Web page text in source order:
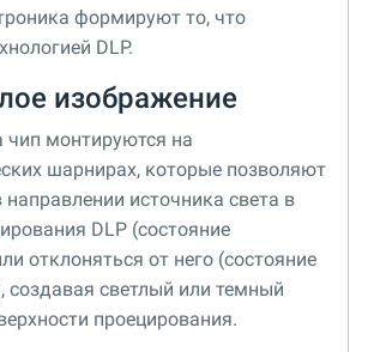
формируют то, что
DLP.
изображение
чип монтируются на
шарнирах, которые позволяют
направлении источника света в
DLP (состояние
отклоняться от него (состояние
создавая светлый или темный
проецирования.